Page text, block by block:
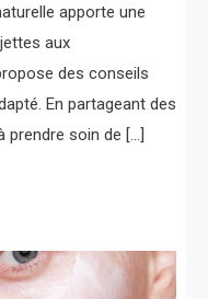
apporte une
aux
des conseils
En partageant des
prendre soin de […]